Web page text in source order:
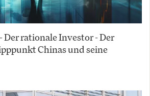
Der rationale Investor - Der
Chinas und seine